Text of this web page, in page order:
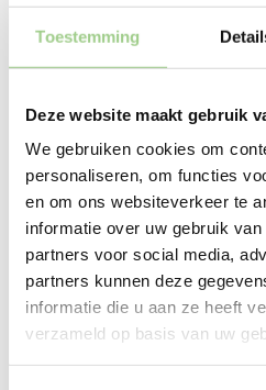
Toestemming
Deze website maakt gebruik
We gebruiken cookies om
personaliseren, om functies
en om ons websiteverkeer te
informatie over uw gebruik
partners voor social media,
partners kunnen deze
informatie die u aan ze heeft
verzameld op basis van uw
In deze